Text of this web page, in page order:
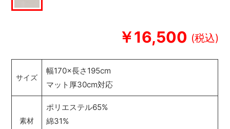
￥16,500
サイズ
幅170×長さ195cm
マット厚30cm対応
素材
ポリエステル65%
綿31%